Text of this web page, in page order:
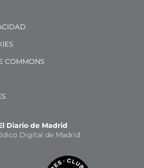
COMMONS
Diario de Madrid
Digital de Madrid.